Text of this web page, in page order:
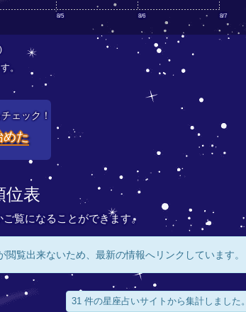
8/5 8/6 8/7
。
ェック！
めた
位表
覧になることができます。
覧出来ないため、最新の情報へリンクしています。
31 件の星座占いサイトから集計しました。